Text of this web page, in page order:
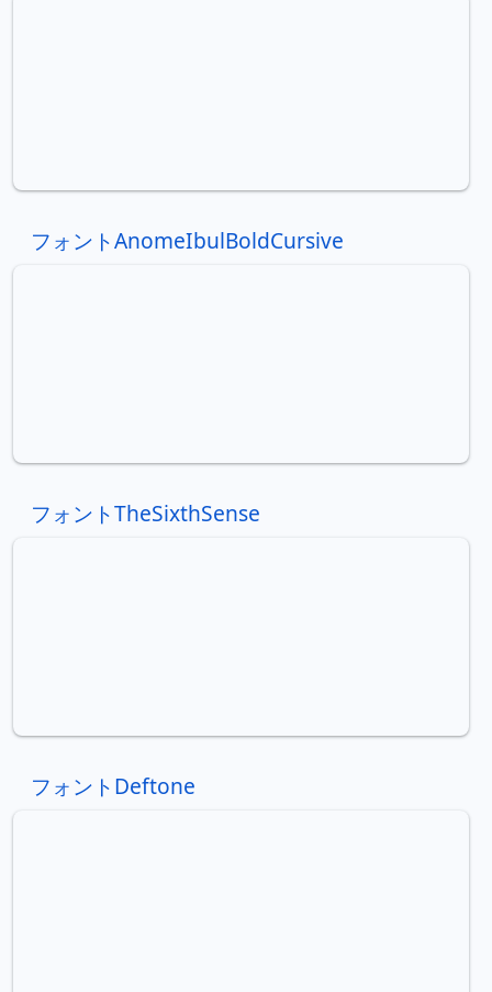
フォントAnomeIbulBoldCursive
フォントTheSixthSense
フォントDeftone